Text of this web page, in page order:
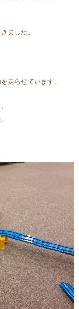
ました。
走らせています。